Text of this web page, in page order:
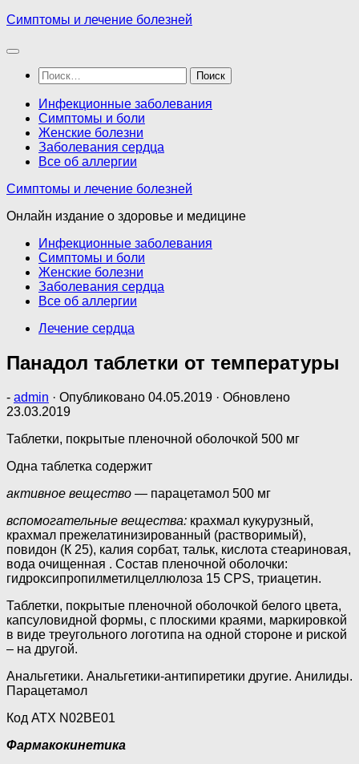
Перейти
содержимому
Симптомы и лечение болезней
Найти:
Инфекционные заболевания
Симптомы и боли
Женские болезни
Заболевания сердца
Все об аллергии
Симптомы и лечение болезней
Онлайн издание о здоровье и медицине
Инфекционные заболевания
Симптомы и боли
Женские болезни
Заболевания сердца
Все об аллергии
Лечение сердца
Панадол таблетки от температуры
- admin · Опубликовано 04.05.2019 · Обновлено
23.03.2019
Таблетки, покрытые пленочной оболочкой 500 мг
Одна таблетка содержит
активное вещество — парацетамол 500 мг
вспомогательные вещества: крахмал кукурузный,
крахмал прежелатинизированный (растворимый),
повидон (К 25), калия сорбат, тальк, кислота стеариновая,
вода очищенная . Состав пленочной оболочки:
гидроксипропилметилцеллюлоза 15 CPS, триацетин.
Таблетки, покрытые пленочной оболочкой белого цвета,
капсуловидной формы, с плоскими краями, маркировкой
в виде треугольного логотипа на одной стороне и риской
– на другой.
Анальгетики. Анальгетики-антипиретики другие. Анилиды.
Парацетамол
Код АТХ N02BE01
Фармакокинетика